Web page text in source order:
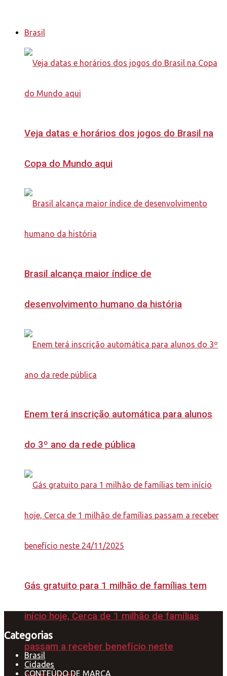
Brasil
Veja datas e horários dos jogos do Brasil na
Copa do Mundo aqui
Brasil alcança maior índice de
desenvolvimento humano da história
Enem terá inscrição automática para alunos
do 3º ano da rede pública
Gás gratuito para 1 milhão de famílias tem
início hoje, Cerca de 1 milhão de famílias
passam a receber benefício neste
Categorias
Brasil
Cidades
CONTEÚDO DE MARCA